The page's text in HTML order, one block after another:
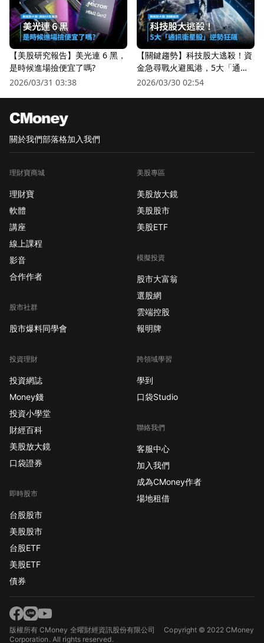
【美股研究報告】美光連 6 黑，
是時候進場撿便宜了嗎?
2026/03/31 03:38
【關鍵趨勢】科技股大逃殺！資
金急尋戰火避風港，5大「通訊
衛星股」逆勢狂飆
2026/03/30 02:54
關於我們部落格加入我們
理財寶商城
理財寶
軟體
講座
線上課程
影音
合作作者
股市社群
股市爆料同學會
投資理財
投資網誌
Money錢
投資小學堂
財經百科
美股放大鏡
口袋證券
即時股市
台股股市
美股股市
台股ETF
美股ETF
債券
美股專區
美股放大鏡
美股股市
美股ETF
模擬投資
股市大富翁
選股網
雲端控股
報明牌
跨領域學習
學到
口袋Studio
聯絡我們
客服中心
加入我們
成為CMoney作者
場地租借
版權所有 CMoney 全曜財經資訊股份有限公司Copyright © 2022 CMoney
Corporation. All rights reserved.